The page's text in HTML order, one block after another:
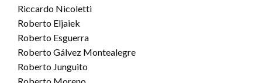
Riccardo Nicoletti
Roberto Eljaiek
Roberto Esguerra
Roberto Gálvez Montealegre
Roberto Junguito